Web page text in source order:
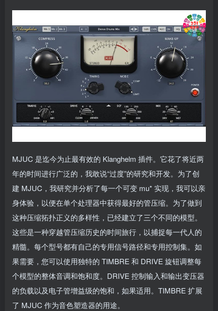
MJUC 是迄今为止最有效的 Klanghelm 插件。它花了将近两
年的时间进行广泛的，我敢说“过度”的研究和开发。为了创
建 MJUC，我研究并分析了每一个可变 mu* 实现，我可以亲
身体验，以便在单个处理器中获得最好的管压缩。为了做到
这种压缩拓扑正义的多样性，已经建立了三个不同的模型。
这些是一种穿越管压缩历史的时间旅行，以捕捉每一代人的
精髓。每个型号都有自己的专用信号路径和专用控制集。如
果需要，您可以使用独特的 TIMBRE 和 DRIVE 旋钮调整每
个模型的整体音调和饱和度。DRIVE 控制输入和输出变压器
的负载以及电子管增益级的饱和，如果适用。TIMBRE 扩展
了 MJUC 作为音色塑造器的用途。